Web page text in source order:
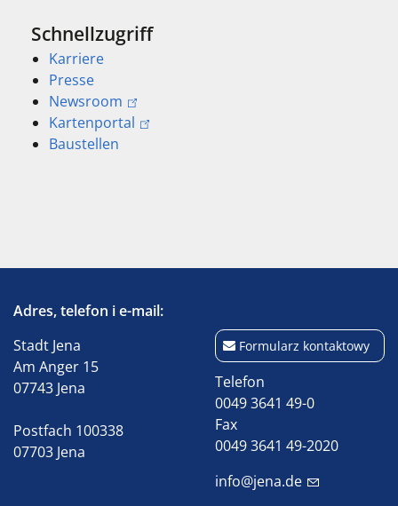
Schnellzugriff
Karriere
Presse
Newsroom
Kartenportal
Baustellen
Adres, telefon i e-mail:
Stadt Jena
Am Anger 15
07743 Jena
Postfach 100338
07703 Jena
Formularz kontaktowy
Telefon
0049 3641 49-0
Fax
0049 3641 49-2020
info@jena.de